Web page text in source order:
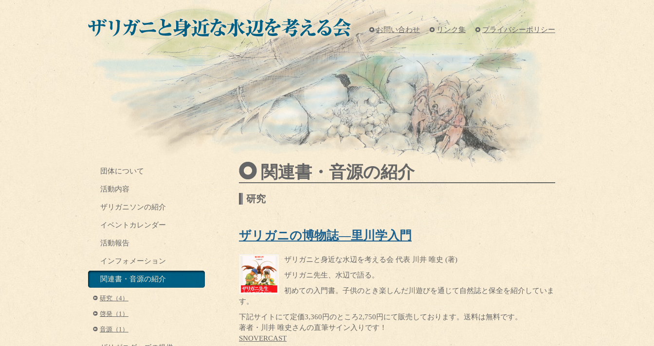
お問い合わせ リンク集 プライバシーポリシー
関連書・音源の紹介
研究
ザリガニの博物誌―里川学入門
ザリガニと身近な水辺を考える会 代表 川井 唯史 (著)
ザリガニ先生、水辺で語る。
初めての入門書。子供のとき楽しんだ川遊びを通じて自然誌と保全を紹介していま
す。
下記サイトにて定価3,360円のところ2,750円にて販売しております。送料は無料です。
著者・川井 唯史さんの直筆サイン入りです！
SNOVERCAST
団体について
活動内容
ザリガニソンの紹介
イベントカレンダー
活動報告
インフォメーション
関連書・音源の紹介
研究（4）
啓発（1）
音源（1）